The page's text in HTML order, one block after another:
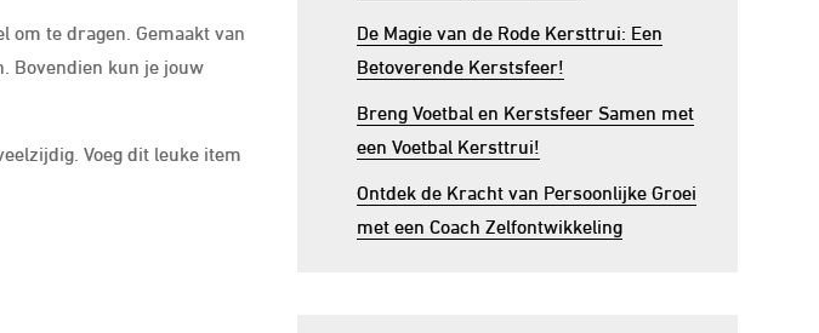
te dragen. Gemaakt van
Bovendien kun je jouw
Voeg dit leuke item
De Magie van de Rode Kersttrui: Een
Betoverende Kerstsfeer!
Breng Voetbal en Kerstsfeer Samen met
een Voetbal Kersttrui!
Ontdek de Kracht van Persoonlijke Groei
met een Coach Zelfontwikkeling